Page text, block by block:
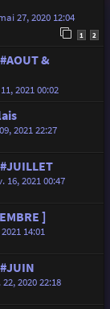
27, 2020 12:04
1 2
&
2021 00:02
2021 22:27
16, 2021 00:47
]
14:01
2020 22:18